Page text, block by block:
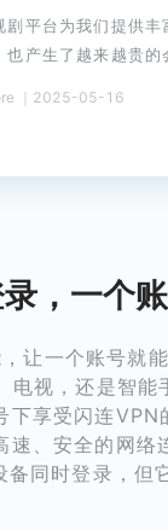
剧平台为我们提供丰
也产生了越来越贵的
｜2025-05-16
，一个
让一个账号就
电视，还是智能
下享受闪连VPN
速、安全的网络
同时登录，但